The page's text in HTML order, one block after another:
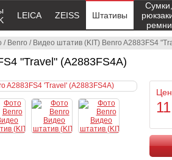
/ Benro / Видео штатив (KIT) Benro A2883FS4
"Travel" (A2883FS4A)
LEICA ZEISS Штативы
Сумки,
ремни